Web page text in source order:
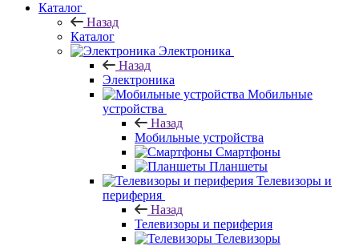
Каталог
Назад
Каталог
Электроника
Назад
Электроника
Мобильные
устройства
Назад
Мобильные устройства
Смартфоны
Планшеты
Телевизоры и
периферия
Назад
Телевизоры и периферия
Телевизоры